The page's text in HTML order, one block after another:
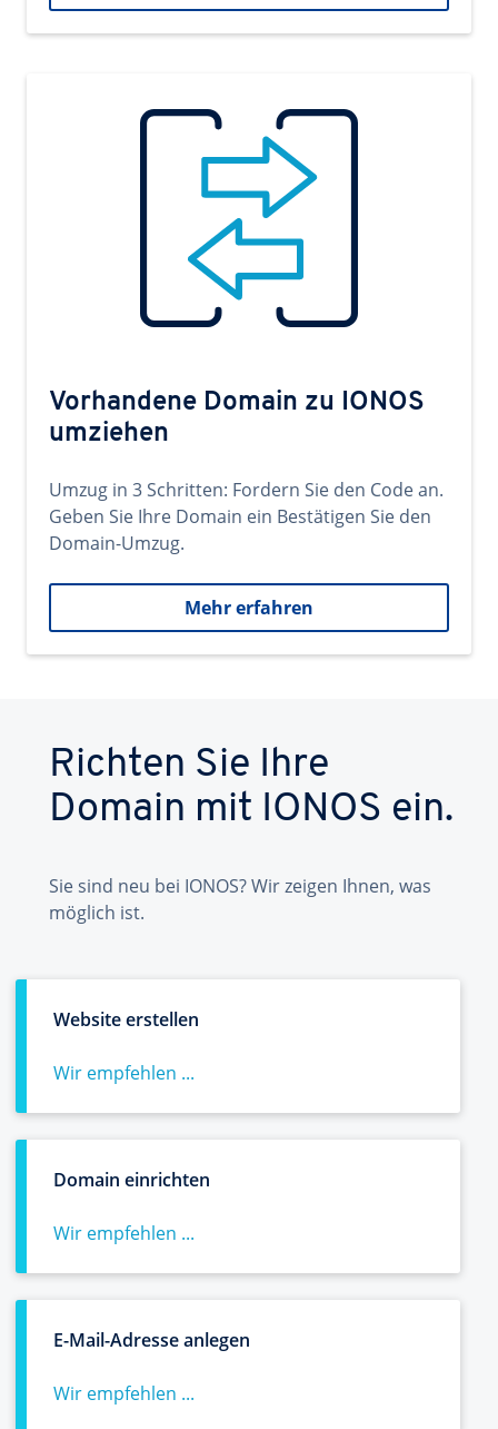
Vorhandene Domain zu IONOS
umziehen
Umzug in 3 Schritten: Fordern Sie den Code an.
Geben Sie Ihre Domain ein Bestätigen Sie den
Domain-Umzug.
Mehr erfahren
Richten Sie Ihre
Domain mit IONOS ein.
Sie sind neu bei IONOS? Wir zeigen Ihnen, was
möglich ist.
Website erstellen
Wir empfehlen ...
Domain einrichten
Wir empfehlen ...
E-Mail-Adresse anlegen
Wir empfehlen ...